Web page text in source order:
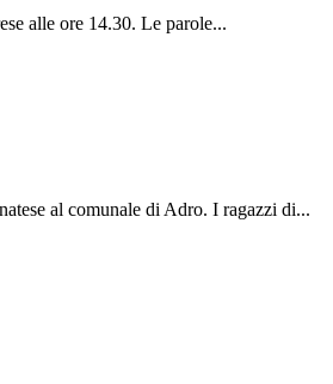
alle ore 14.30. Le parole...
al comunale di Adro. I ragazzi di...